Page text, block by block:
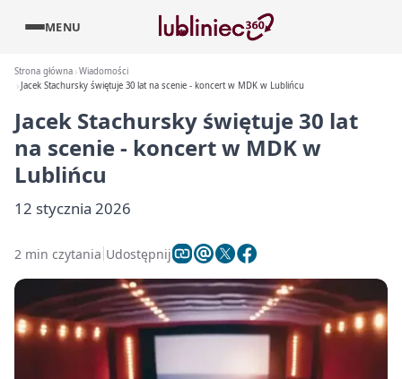
MENU
Strona główna Wiadomości
Jacek Stachursky świętuje 30 lat na scenie - koncert w MDK w Lublińcu
Jacek Stachursky świętuje 30 lat
na scenie - koncert w MDK w
Lublińcu
12 stycznia 2026
2 min czytania Udostępnij